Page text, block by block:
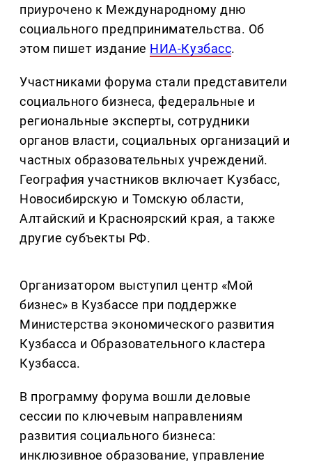
приурочено к Международному дню
социального предпринимательства. Об
этом пишет издание НИА-Кузбасс.
Участниками форума стали представители
социального бизнеса, федеральные и
региональные эксперты, сотрудники
органов власти, социальных организаций и
частных образовательных учреждений.
География участников включает Кузбасс,
Новосибирскую и Томскую области,
Алтайский и Красноярский края, а также
другие субъекты РФ.
Организатором выступил центр «Мой
бизнес» в Кузбассе при поддержке
Министерства экономического развития
Кузбасса и Образовательного кластера
Кузбасса.
В программу форума вошли деловые
сессии по ключевым направлениям
развития социального бизнеса:
инклюзивное образование, управление